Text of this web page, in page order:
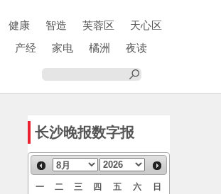
健康 智造 芙蓉区
天心区
产经 家电 橘洲
夜读
长沙晚报数字报
一 二 三 四 五 六 日